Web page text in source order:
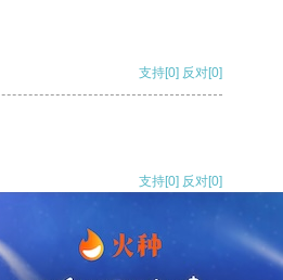
支持[0] 反对[0]
支持[0] 反对[0]